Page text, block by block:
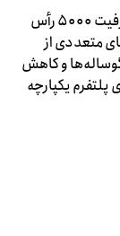
یکی از بزرگترین گاوداری‌های صنعتی کشور با ظرفیت ۵۰۰۰ رأس
متعددی از
و کاهش
یکپارچه